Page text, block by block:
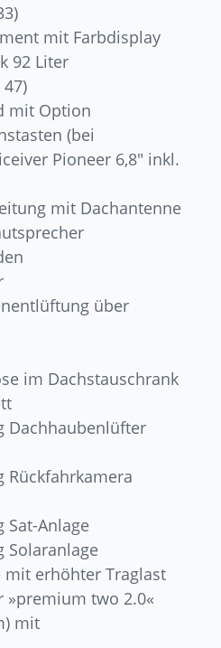
mit Farbdisplay
92 Liter
mit Option
(bei
Pioneer 6,8″ inkl.
mit Dachantenne
über
im Dachstauschrank
Dachhaubenlüfter
Rückfahrkamera
Sat-Anlage
Solaranlage
mit erhöhter Traglast
»premium two 2.0«
mit